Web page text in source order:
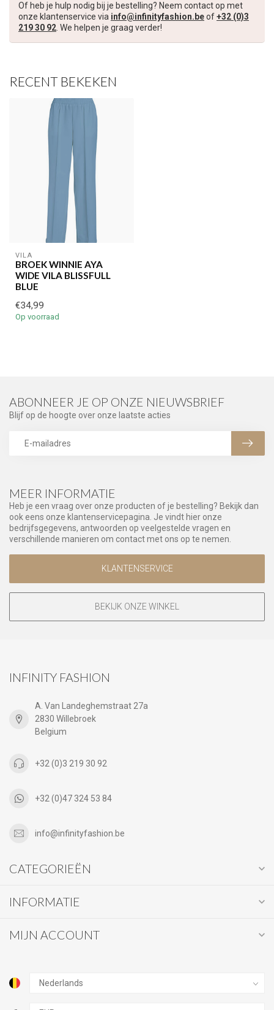
Of heb je hulp nodig bij je bestelling? Neem contact op met
onze klantenservice via info@infinityfashion.beof+32 (0)3
219 30 92. We helpen je graag verder!
RECENT BEKEKEN
VILA
BROEK WINNIE AYA
WIDE VILA BLISSFULL
BLUE
€34,99
Op voorraad
MEER INFORMATIE
Heb je een vraag over onze producten of je bestelling? Bekijk dan
ook eens onze klantenservicepagina. Je vindt hier onze
bedrijfsgegevens, antwoorden op veelgestelde vragen en
verschillende manieren om contact met ons op te nemen.
KLANTENSERVICE
BEKIJK ONZE WINKEL
ABONNEER JE OP ONZE NIEUWSBRIEF
Blijf op de hoogte over onze laatste acties
INFINITY FASHION
A. Van Landeghemstraat 27a
2830 Willebroek
Belgium
+32 (0)3 219 30 92
+32 (0)47 324 53 84
info@infinityfashion.be
CATEGORIEËN
INFORMATIE
MIJN ACCOUNT